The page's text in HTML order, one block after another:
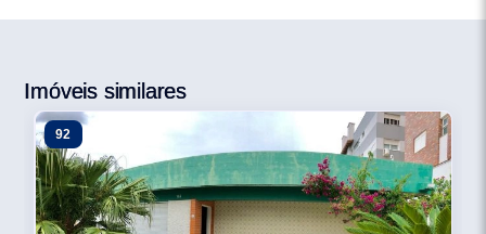
Imóveis similares
92